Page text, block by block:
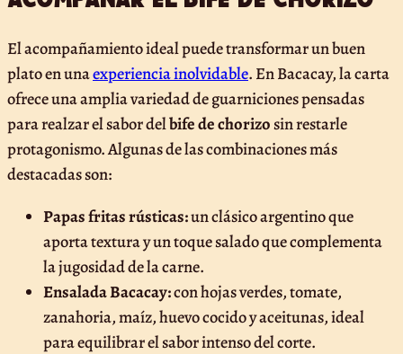
El acompañamiento ideal puede transformar un buen
plato en unaexperiencia inolvidable. En Bacacay, la carta
ofrece una amplia variedad de guarniciones pensadas
para realzar el sabor delbife de chorizosin restarle
protagonismo. Algunas de las combinaciones más
destacadas son:
Papas fritas rústicas:un clásico argentino que
aporta textura y un toque salado que complementa
la jugosidad de la carne.
Ensalada Bacacay:con hojas verdes, tomate,
zanahoria, maíz, huevo cocido y aceitunas, ideal
para equilibrar el sabor intenso del corte.